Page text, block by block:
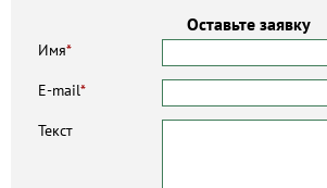
Оставьте заявку
Имя*
E-mail*
Текст